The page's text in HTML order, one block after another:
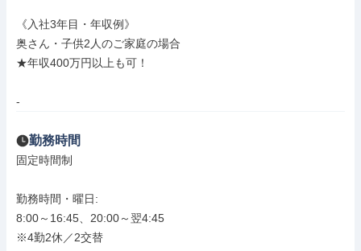
《入社3年目・年収例》
奥さん・子供2人のご家庭の場合
★年収400万円以上も可！
-
勤務時間
固定時間制
勤務時間・曜日:
8:00～16:45、20:00～翌4:45
※4勤2休／2交替